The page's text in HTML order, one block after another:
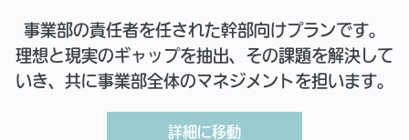
事業部の責任者を任された幹部向けプランです。
理想と現実のギャップを抽出、その課題を解決して
いき、共に事業部全体のマネジメントを担います。
詳細に移動